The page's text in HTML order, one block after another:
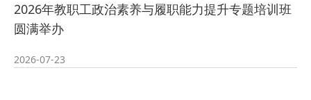
2026年教职工政治素养与履职能力提升专题培训班
圆满举办
2026-07-23